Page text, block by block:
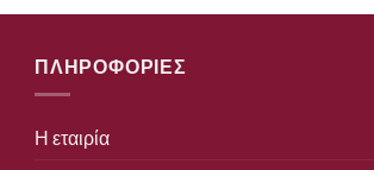
ΠΛΗΡΟΦΟΡΙΕΣ
Η εταιρία